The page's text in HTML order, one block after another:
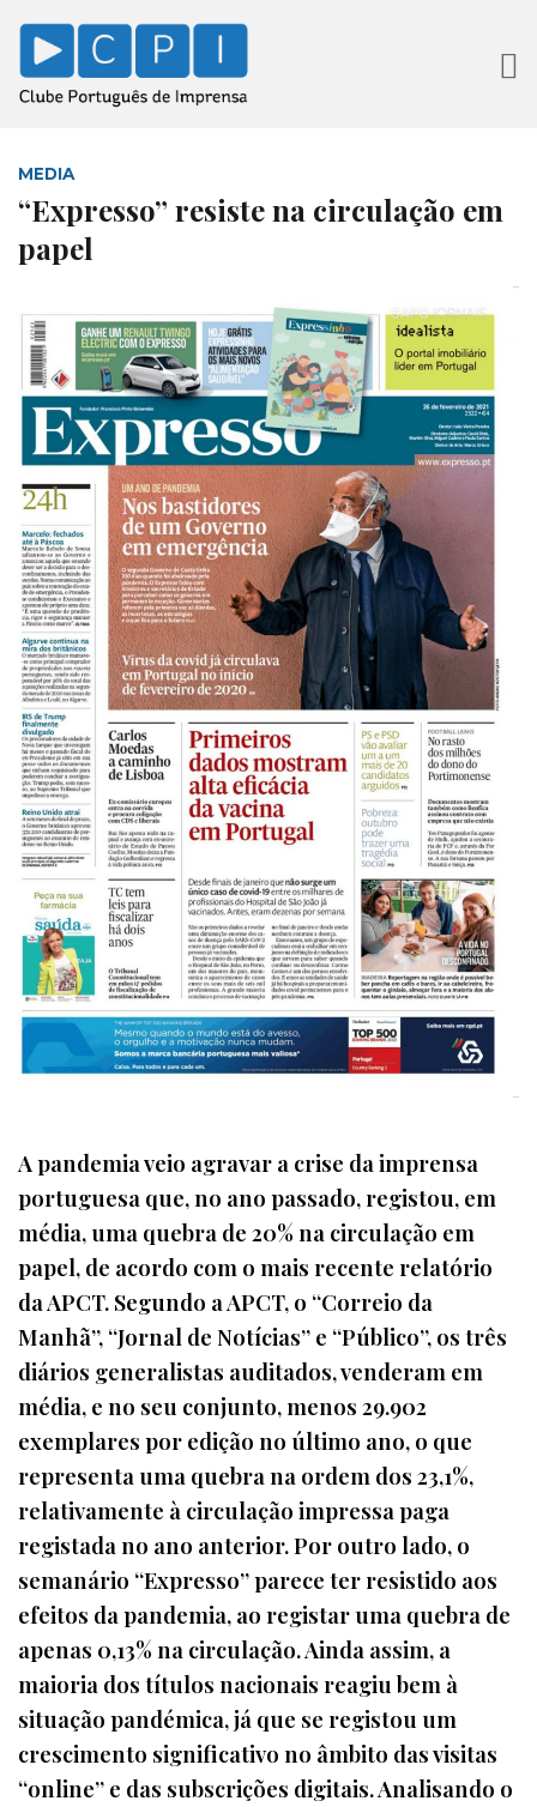
MEDIA
“Expresso” resiste na circulação em
papel
A pandemia veio agravar a crise da imprensa
portuguesa que, no ano passado, registou, em
média, uma quebra de 20% na circulação em
papel, de acordo com o mais recente relatório
da APCT. Segundo a APCT, o “Correio da
Manhã”, “Jornal de Notícias” e “Público”, os três
diários generalistas auditados, venderam em
média, e no seu conjunto, menos 29.902
exemplares por edição no último ano, o que
representa uma quebra na ordem dos 23,1%,
relativamente à circulação impressa paga
registada no ano anterior. Por outro lado, o
semanário “Expresso” parece ter resistido aos
efeitos da pandemia, ao registar uma quebra de
apenas 0,13% na circulação. Ainda assim, a
maioria dos títulos nacionais reagiu bem à
situação pandémica, já que se registou um
crescimento significativo no âmbito das visitas
“online” e das subscrições digitais. Analisando o